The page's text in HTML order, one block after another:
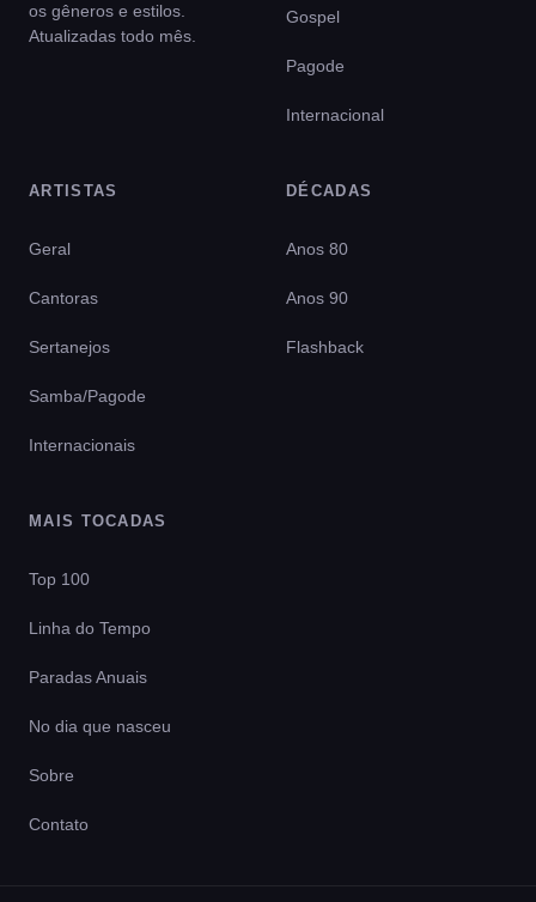
os gêneros e estilos.
Atualizadas todo mês.
Gospel
Pagode
Internacional
ARTISTAS
Geral
Cantoras
Sertanejos
Samba/Pagode
Internacionais
DÉCADAS
Anos 80
Anos 90
Flashback
MAIS TOCADAS
Top 100
Linha do Tempo
Paradas Anuais
No dia que nasceu
Sobre
Contato